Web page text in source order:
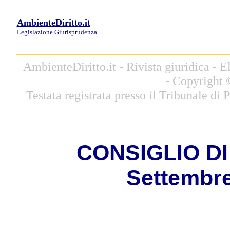
AmbienteDiritto.it
Legislazione Giurisprudenza
AmbienteDiritto.it - Rivista giuridica -
- Copyright
Testata registrata presso il Tribunale di
CONSIGLIO